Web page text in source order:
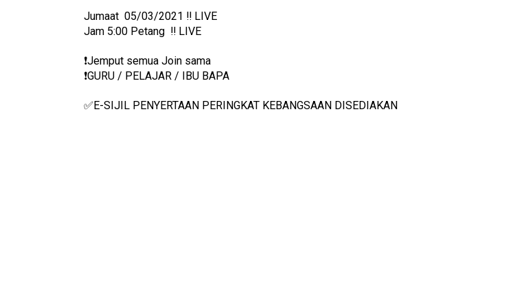
Jumaat  05/03/2021 ‼️ LIVE
Jam 5:00 Petang  ‼️ LIVE
❗️Jemput semua Join sama
❗️GURU / PELAJAR / IBU BAPA
✅E-SIJIL PENYERTAAN PERINGKAT KEBANGSAAN DISEDIAKAN